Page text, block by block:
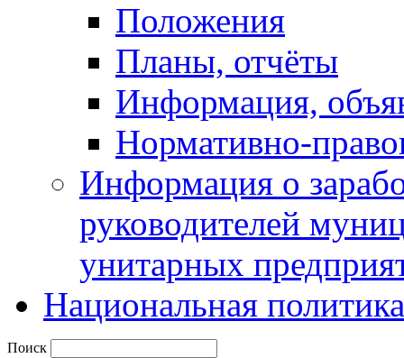
Положения
Планы, отчёты
Информация,
Нормативно-
Информация о
руководителей
унитарных
Национальная политика
Поиск